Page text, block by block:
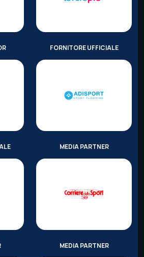
FORNITORE UFFICIALE
MEDIA PARTNER
MEDIA PARTNER